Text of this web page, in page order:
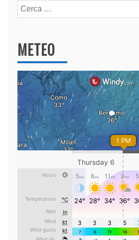
Ricerca
per:
METEO